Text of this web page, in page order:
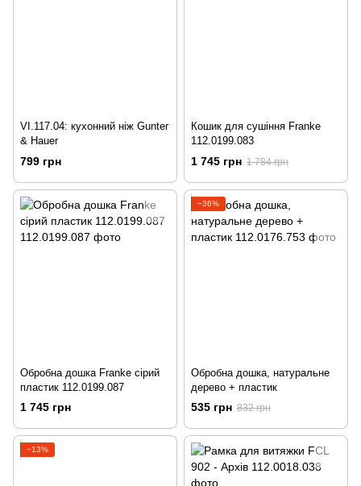
VI.117.04: кухонний ніж Gunter
& Hauer
799 грн
Кошик для сушіння Franke
112.0199.083
1 745 грн 1 784 грн
Обробна дошка Franke сірий
пластик 112.0199.087
1 745 грн
−36%
Обробна дошка, натуральне
дерево + пластик
535 грн 832 грн
−13%